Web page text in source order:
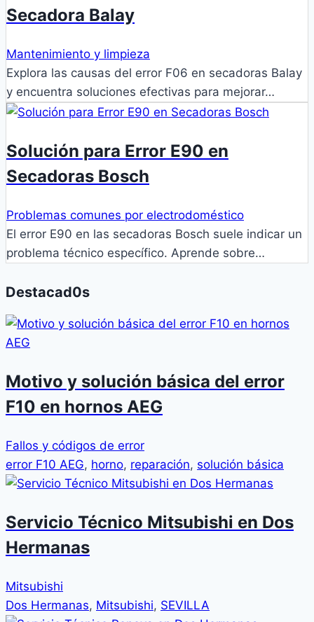
Secadora Balay
Mantenimiento y limpieza
Explora las causas del error F06 en secadoras Balay
y encuentra soluciones efectivas para mejorar…
Solución para Error E90 en
Secadoras Bosch
Problemas comunes por electrodoméstico
El error E90 en las secadoras Bosch suele indicar un
problema técnico específico. Aprende sobre…
Destacad0s
Motivo y solución básica del error
F10 en hornos AEG
Fallos y códigos de error
error F10 AEG, horno, reparación, solución básica
Servicio Técnico Mitsubishi en Dos
Hermanas
Mitsubishi
Dos Hermanas, Mitsubishi, SEVILLA